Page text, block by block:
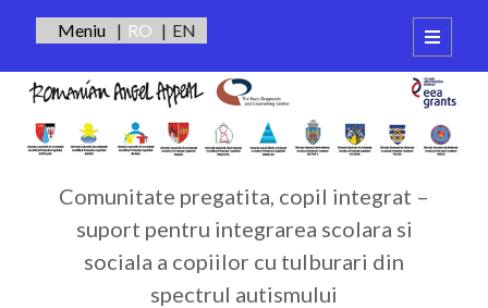
RO EN
open
primary
menu
Sidebar
Autentificare
Integrare
Scolara
Comunitate pregatita, copil integrat –
suport pentru integrarea scolara si
sociala a copiilor cu tulburari din
spectrul autismului